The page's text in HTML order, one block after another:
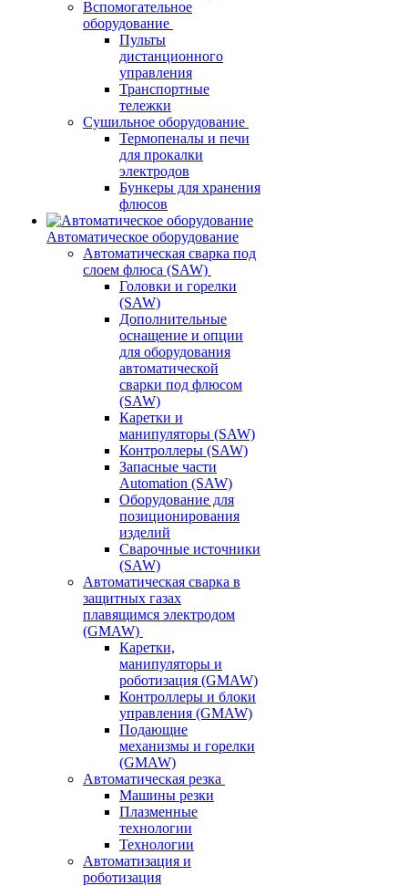
Вспомогательное
оборудование
Пульты
дистанционного
управления
Транспортные
тележки
Сушильное оборудование
Термопеналы и печи
для прокалки
электродов
Бункеры для хранения
флюсов
Автоматическое оборудование
Автоматическая сварка под
слоем флюса (SAW)
Головки и горелки
(SAW)
Дополнительные
оснащение и опции
для оборудования
автоматической
сварки под флюсом
(SAW)
Каретки и
манипуляторы (SAW)
Контроллеры (SAW)
Запасные части
Automation (SAW)
Оборудование для
позиционирования
изделий
Сварочные источники
(SAW)
Автоматическая сварка в
защитных газах
плавящимся электродом
(GMAW)
Каретки,
манипуляторы и
роботизация (GMAW)
Контроллеры и блоки
управления (GMAW)
Подающие
механизмы и горелки
(GMAW)
Автоматическая резка
Машины резки
Плазменные
технологии
Технологии
Автоматизация и
роботизация